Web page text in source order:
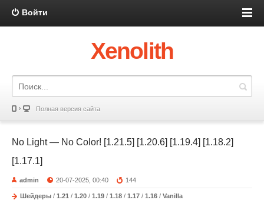
Войти
Xenolith
Полная версия сайта
No Light — No Color! [1.21.5] [1.20.6] [1.19.4] [1.18.2]
[1.17.1]
admin 20-07-2025, 00:40 144
Шейдеры / 1.21 / 1.20 / 1.19 / 1.18 / 1.17 / 1.16 / Vanilla